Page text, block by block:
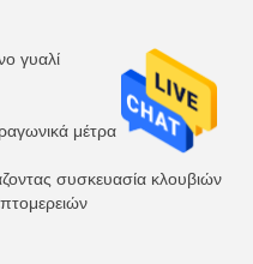
γυαλί
μέτρα
συσκευασία κλουβιών